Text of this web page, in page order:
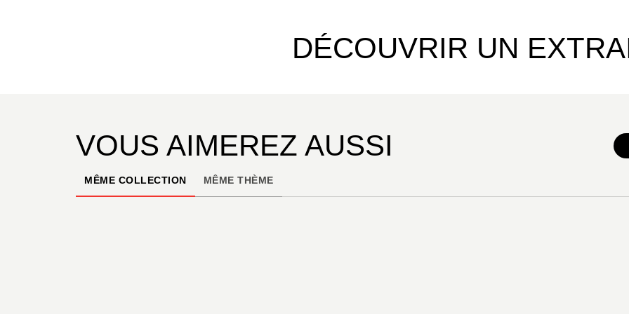
leur savoir les débats sur l’évolution de
DÉCOUVRIR UN
VOUS AIMEREZ AUSSI
MÊME COLLECTION MÊME THÈME